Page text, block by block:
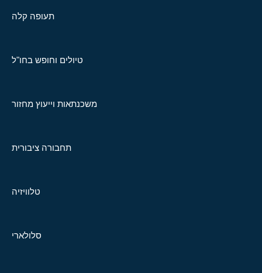
תעופה קלה
טיולים וחופש בחו"ל
משכנתאות וייעוץ מחזור
תחבורה ציבורית
טלוויזיה
סלולארי